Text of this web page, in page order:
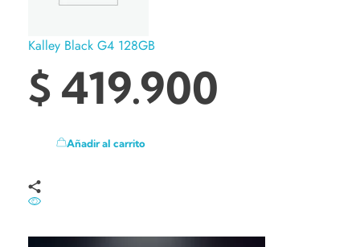
Kalley Black G4 128GB
$ 419.900
Añadir al carrito